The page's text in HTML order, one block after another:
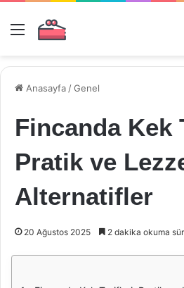
Menü
Anasayfa /Genel
Fincanda Kek
Pratik ve
Alternatifler
20 Ağustos 2025 2 dakika okuma